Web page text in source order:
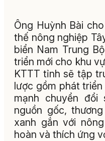
Ông Huỳnh Bài
thế nông nghiệp
biển Nam Trung
triển mới cho khu
KTTT tỉnh sẽ tập
lược gồm phát
mạnh chuyển
nguồn gốc,
xanh gắn với
hoàn và thích ứng